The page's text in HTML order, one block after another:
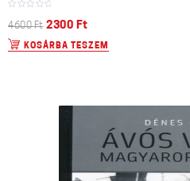
4600Ft 2300 Ft
KOSÁRBA TESZEM